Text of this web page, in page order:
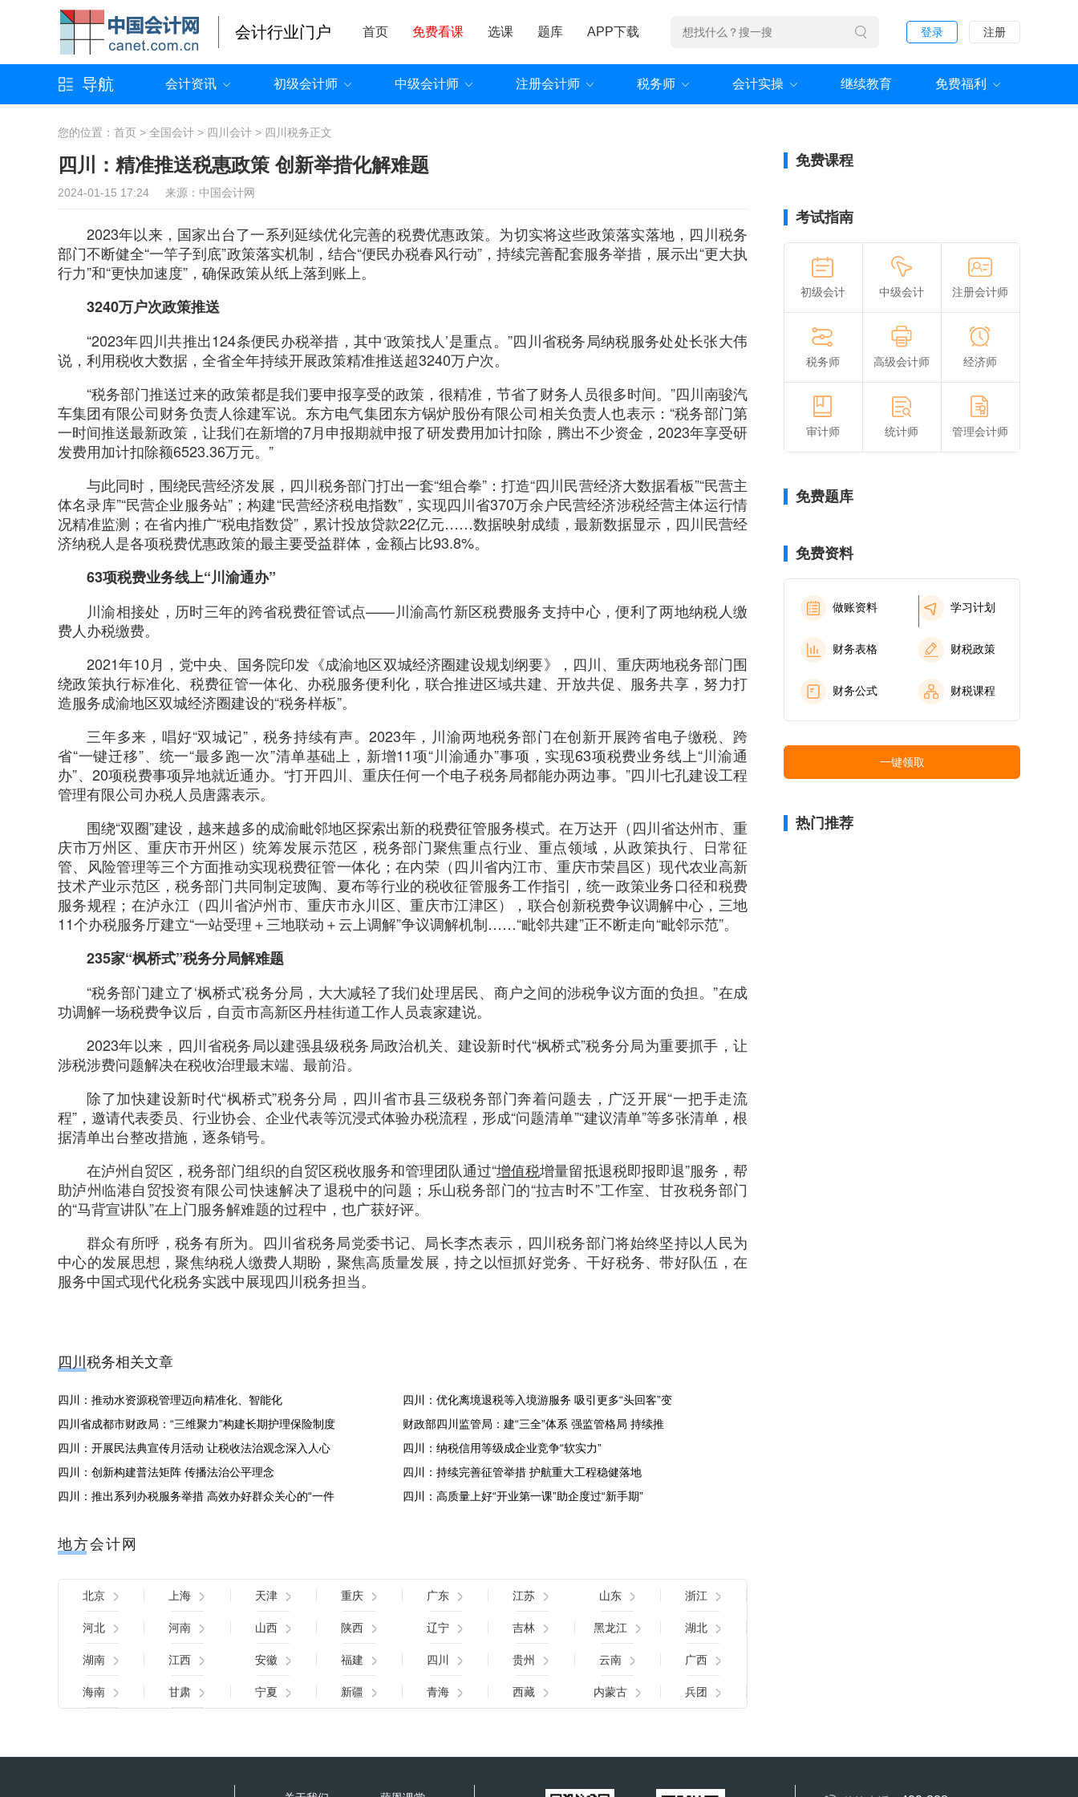
会计行业门户 首页 免费看课 选课 题库 APP下载 登录 注册
导航 会计资讯 初级会计师 中级会计师 注册会计师 税务师 会计实操 继续教育 免费福利
您的位置： 首页 > 全国会计 > 四川会计 > 四川税务正文
四川：精准推送税惠政策 创新举措化解难题
2024-01-15 17:24 来源：中国会计网
2023年以来，国家出台了一系列延续优化完善的税费优惠政策。为切实将这些政策落实落地，四川税务
部门不断健全“一竿子到底”政策落实机制，结合“便民办税春风行动”，持续完善配套服务举措，展示出“更大执
行力”和“更快加速度”，确保政策从纸上落到账上。
3240万户次政策推送
“2023年四川共推出124条便民办税举措，其中‘政策找人’是重点。”四川省税务局纳税服务处处长张大伟
说，利用税收大数据，全省全年持续开展政策精准推送超3240万户次。
“税务部门推送过来的政策都是我们要申报享受的政策，很精准，节省了财务人员很多时间。”四川南骏汽
车集团有限公司财务负责人徐建军说。东方电气集团东方锅炉股份有限公司相关负责人也表示：“税务部门第
一时间推送最新政策，让我们在新增的7月申报期就申报了研发费用加计扣除，腾出不少资金，2023年享受研
发费用加计扣除额6523.36万元。”
与此同时，围绕民营经济发展，四川税务部门打出一套“组合拳”：打造“四川民营经济大数据看板”“民营主
体名录库”“民营企业服务站”；构建“民营经济税电指数”，实现四川省370万余户民营经济涉税经营主体运行情
况精准监测；在省内推广“税电指数贷”，累计投放贷款22亿元……数据映射成绩，最新数据显示，四川民营经
济纳税人是各项税费优惠政策的最主要受益群体，金额占比93.8%。
63项税费业务线上“川渝通办”
川渝相接处，历时三年的跨省税费征管试点——川渝高竹新区税费服务支持中心，便利了两地纳税人缴
费人办税缴费。
2021年10月，党中央、国务院印发《成渝地区双城经济圈建设规划纲要》，四川、重庆两地税务部门围
绕政策执行标准化、税费征管一体化、办税服务便利化，联合推进区域共建、开放共促、服务共享，努力打
造服务成渝地区双城经济圈建设的“税务样板”。
三年多来，唱好“双城记”，税务持续有声。2023年，川渝两地税务部门在创新开展跨省电子缴税、跨
省“一键迁移”、统一“最多跑一次”清单基础上，新增11项“川渝通办”事项，实现63项税费业务线上“川渝通
办”、20项税费事项异地就近通办。“打开四川、重庆任何一个电子税务局都能办两边事。”四川七孔建设工程
管理有限公司办税人员唐露表示。
围绕“双圈”建设，越来越多的成渝毗邻地区探索出新的税费征管服务模式。在万达开（四川省达州市、重
庆市万州区、重庆市开州区）统筹发展示范区，税务部门聚焦重点行业、重点领域，从政策执行、日常征
管、风险管理等三个方面推动实现税费征管一体化；在内荣（四川省内江市、重庆市荣昌区）现代农业高新
技术产业示范区，税务部门共同制定玻陶、夏布等行业的税收征管服务工作指引，统一政策业务口径和税费
服务规程；在泸永江（四川省泸州市、重庆市永川区、重庆市江津区），联合创新税费争议调解中心，三地
11个办税服务厅建立“一站受理＋三地联动＋云上调解”争议调解机制……“毗邻共建”正不断走向“毗邻示范”。
235家“枫桥式”税务分局解难题
“税务部门建立了‘枫桥式’税务分局，大大减轻了我们处理居民、商户之间的涉税争议方面的负担。”在成
功调解一场税费争议后，自贡市高新区丹桂街道工作人员袁家建说。
2023年以来，四川省税务局以建强县级税务局政治机关、建设新时代“枫桥式”税务分局为重要抓手，让
涉税涉费问题解决在税收治理最末端、最前沿。
除了加快建设新时代“枫桥式”税务分局，四川省市县三级税务部门奔着问题去，广泛开展“一把手走流
程”，邀请代表委员、行业协会、企业代表等沉浸式体验办税流程，形成“问题清单”“建议清单”等多张清单，根
据清单出台整改措施，逐条销号。
在泸州自贸区，税务部门组织的自贸区税收服务和管理团队通过“增值税增量留抵退税即报即退”服务，帮
助泸州临港自贸投资有限公司快速解决了退税中的问题；乐山税务部门的“拉吉时不”工作室、甘孜税务部门
的“马背宣讲队”在上门服务解难题的过程中，也广获好评。
群众有所呼，税务有所为。四川省税务局党委书记、局长李杰表示，四川税务部门将始终坚持以人民为
中心的发展思想，聚焦纳税人缴费人期盼，聚焦高质量发展，持之以恒抓好党务、干好税务、带好队伍，在
服务中国式现代化税务实践中展现四川税务担当。
四川税务相关文章
四川：推动水资源税管理迈向精准化、智能化
四川：优化离境退税等入境游服务 吸引更多“头回客”变
四川省成都市财政局：“三维聚力”构建长期护理保险制度
财政部四川监管局：建“三全”体系 强监管格局 持续推
四川：开展民法典宣传月活动 让税收法治观念深入人心
四川：纳税信用等级成企业竞争“软实力”
四川：创新构建普法矩阵 传播法治公平理念
四川：持续完善征管举措 护航重大工程稳健落地
四川：推出系列办税服务举措 高效办好群众关心的“一件
四川：高质量上好“开业第一课”助企度过“新手期”
地方会计网
北京 上海 天津 重庆 广东 江苏 山东 浙江
河北 河南 山西 陕西 辽宁 吉林 黑龙江 湖北
湖南 江西 安徽 福建 四川 贵州 云南 广西
海南 甘肃 宁夏 新疆 青海 西藏 内蒙古 兵团
免费课程
考试指南
初级会计 中级会计 注册会计师
税务师 高级会计师 经济师
审计师 统计师 管理会计师
免费题库
免费资料
做账资料 学习计划
财务表格 财税政策
财务公式 财税课程
一键领取
热门推荐